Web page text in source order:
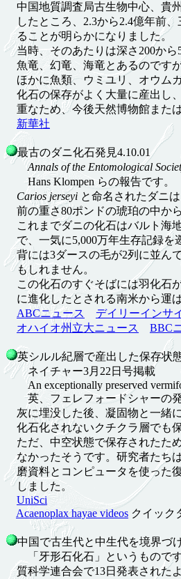
中国地質調査局古生物中心、貴
したところ、2.3から2.4億年前
ることが明らかになりました。
当時、そのあたりは深さ200から
魚竜、幻竜、海竜とあるのです
ほかに魚類、ウミユリ、オウム
化石の保存がよく大量に産出し
重なため、今後天然博物館また
新華社
最古のダニ化石発見4.10.01
Annals of the Entomological
Hans Klompen らの報告です。
Carios jerseyi と命名されたダニ
前の重さ80ポンドの琥珀の中か
これまでダニの化石はバルト海
で、一気に5,000万年生存記録を
背には3ダースの毛が2列に並ん
もしれません。
この化石のすぐそばには羽化石
に進化したとされる南米から運
ABCニュース
デイリーインサ
オハイオ州立大ニュース
BBC
英シルル紀層で産出した保存状
ネイチャー3月22日号掲載
An exceptionally preserved
英、フェレフォードシャーの発
灰に埋没した後、凝固物と一緒
化石化されないクチクラ層でも
ただ、中空状態で保存されたた
なかったそうです。研究者たち
磨資料とコンピュータを使った
しました。
UniSci
Acaenoplax hayae videos クイック
中国で古生代と中生代を境界づ
「牙形石化石」というものです
質科学連合会で13日発表されたよ